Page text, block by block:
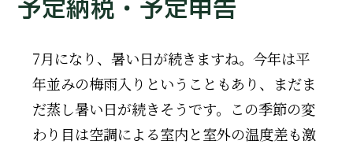
予定納税・予定申告
7月になり、暑い日が続きますね。今年は平
年並みの梅雨入りということもあり、まだま
だ蒸し暑い日が続きそうです。この季節の変
わり目は空調による室内と室外の温度差も激